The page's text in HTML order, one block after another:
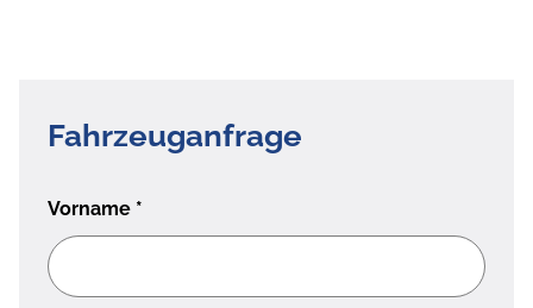
Fahrzeuganfrage
Vorname *